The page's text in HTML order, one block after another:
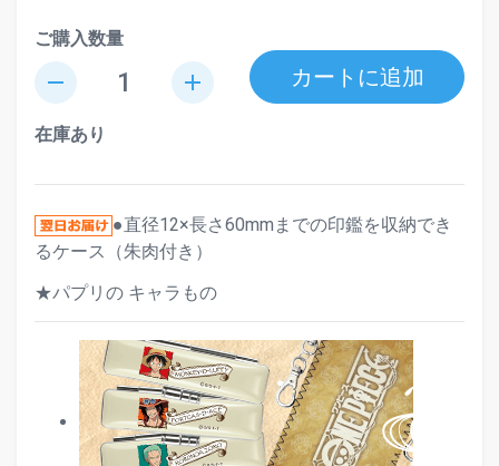
ご購入数量
remove add カートに追加
在庫あり
●直径12×長さ60mmまでの印鑑を収納でき
るケース（朱肉付き）
★パプリの キャラもの